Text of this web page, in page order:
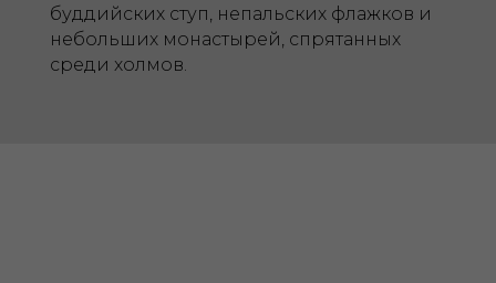
буддийских ступ, непальских флажков и
небольших монастырей, спрятанных
среди холмов.